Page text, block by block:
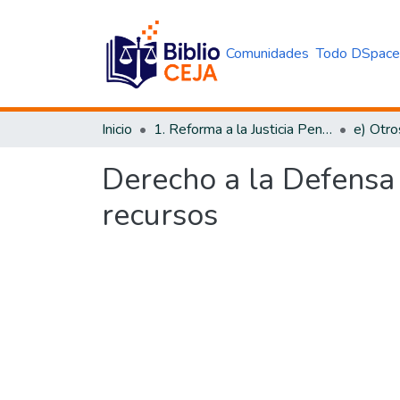
Comunidades Todo DSpace
Inicio 1. Reforma a la Justicia Penal e)
Derecho a la
recursos